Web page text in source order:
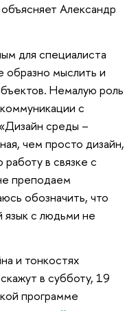
Александр
для специалиста
образно мыслить и
Немалую роль
с
среды –
чем просто дизайн,
в связке с
преподаем
обозначить, что
с людьми не
и тонкостях
в субботу, 19
программе